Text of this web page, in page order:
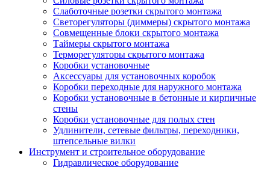
Слаботочные розетки скрытого монтажа
Светорегуляторы (диммеры) скрытого монтажа
Совмещенные блоки скрытого монтажа
Таймеры скрытого монтажа
Терморегуляторы скрытого монтажа
Коробки установочные
Аксессуары для установочных коробок
Коробки переходные для наружного монтажа
Коробки установочные в бетонные и кирпичные
стены
Коробки установочные для полых стен
Удлинители, сетевые фильтры, переходники,
штепсельные вилки
Инструмент и строительное оборудование
Гидравлическое оборудование